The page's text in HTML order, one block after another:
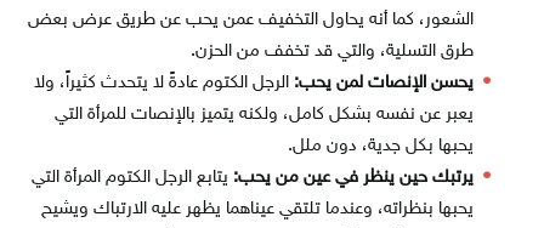
الشعور، كما أنه يحاول التخفيف عمن يحب عن طريق عرض بعض
طرق التسلية، والتي قد تخفف من الحزن.
يحسن الإنصات لمن يحب: الرجل الكتوم عادةً لا يتحدث كثيراً، ولا
يعبر عن نفسه بشكل كامل، ولكنه يتميز بالإنصات للمرأة التي
يحبها بكل جدية، دون ملل.
يرتبك حين ينظر في عين من يحب: يتابع الرجل الكتوم المرأة التي
يحبها بنظراته، وعندما تلتقي عيناهما يظهر عليه الارتباك ويشيح